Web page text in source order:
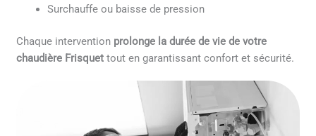
Surchauffe ou baisse de pression
Chaque intervention prolonge la durée de vie de votre
chaudière Frisquet tout en garantissant confort et sécurité.